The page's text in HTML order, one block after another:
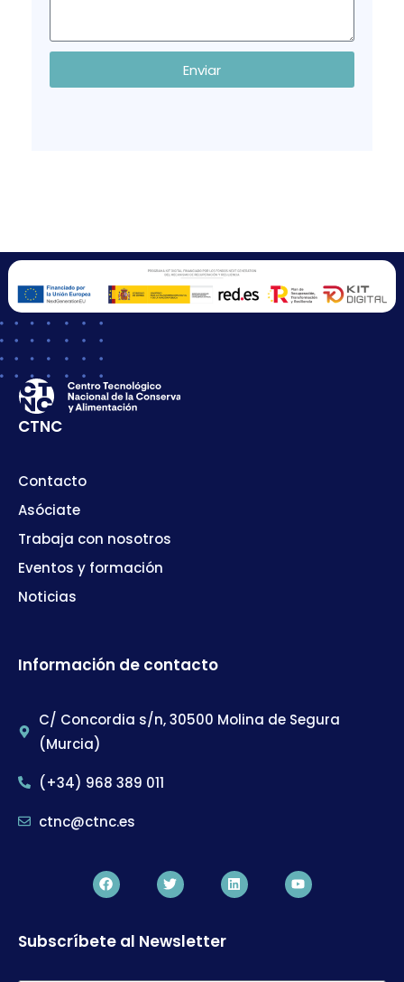
Enviar
CTNC
Contacto
Asóciate
Trabaja con nosotros
Eventos y formación
Noticias
Información de contacto
C/ Concordia s/n, 30500 Molina de Segura
(Murcia)
(+34) 968 389 011
ctnc@ctnc.es
Subscríbete al Newsletter